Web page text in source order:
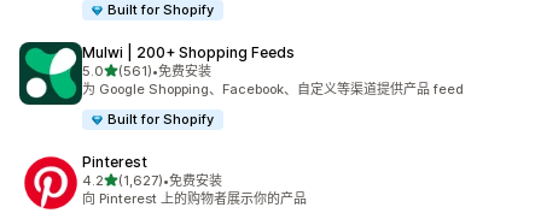
Built for Shopify
Mulwi | 200+ Shopping Feeds
5.0星（满分 5 星）
(561)
总共 561 条评论
•免费安装
为 Google Shopping、Facebook、自定义等渠道提供产品 feed
Built for Shopify
Pinterest
4.2星（满分 5 星）
(1,627)
总共 1627 条评论
•免费安装
向 Pinterest 上的购物者展示你的产品